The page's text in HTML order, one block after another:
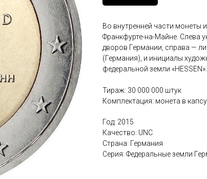
Во внутренней части монеты
Франкфурте-на-Майне. Слева
дворов Германии, справа —
(Германия), и инициалы
федеральной земли
Тираж: 30 000 000 штук
Комплектация: монета в
Год: 2015
Качество: UNC
Страна: Германия
Серия: Федеральные земли